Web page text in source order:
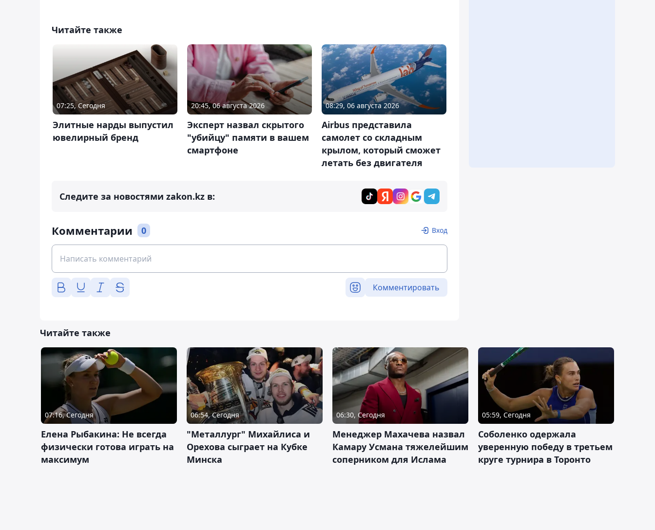
Читайте также
07:25, Сегодня
Элитные нарды выпустил
ювелирный бренд
20:45, 06 августа 2026
Эксперт назвал скрытого
"убийцу" памяти в вашем
смартфоне
08:29, 06 августа 2026
Airbus представила
самолет со складным
крылом, который сможет
летать без двигателя
Следите за новостями zakon.kz в:
Комментарии 0 Вход
Комментировать
Читайте также
07:16, Сегодня
Елена Рыбакина: Не всегда
физически готова играть на
максимум
06:54, Сегодня
"Металлург" Михайлиса и
Орехова сыграет на Кубке
Минска
06:30, Сегодня
Менеджер Махачева назвал
Камару Усмана тяжелейшим
соперником для Ислама
05:59, Сегодня
Соболенко одержала
уверенную победу в третьем
круге турнира в Торонто